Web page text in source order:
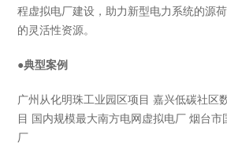
程虚拟电厂建设，助力新型电力系统的源
的灵活性资源。
●典型案例
广州从化明珠工业园区项目 嘉兴低碳社区
目 国内规模最大南方电网虚拟电厂 烟台
厂